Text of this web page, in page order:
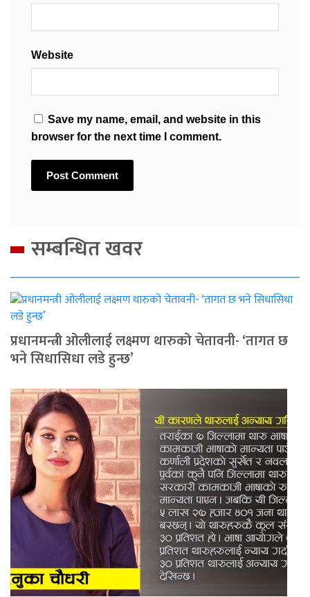
Website
Save my name, email, and website in this
browser for the next time I comment.
सम्बन्धित खवर
प्रधानमन्त्री ओलीलाई लक्ष्मण थारुको चेतावनी- ‘तागत छ
भने सिधासिधा लडे हुन्छ’